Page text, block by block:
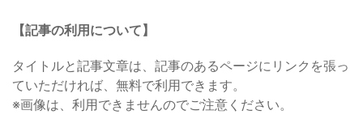
【記事の利用について】
タイトルと記事文章は、記事のあるページにリンクを張っ
ていただければ、無料で利用できます。
※画像は、利用できませんのでご注意ください。